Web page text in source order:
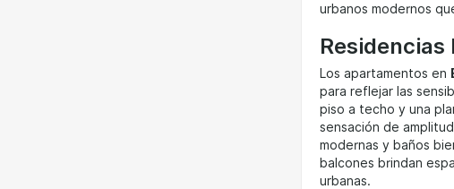
urbanos modernos
Residencias
Los apartamentos en
para reflejar las
piso a techo y una
sensación de
modernas y baños
balcones brindan
urbanas.